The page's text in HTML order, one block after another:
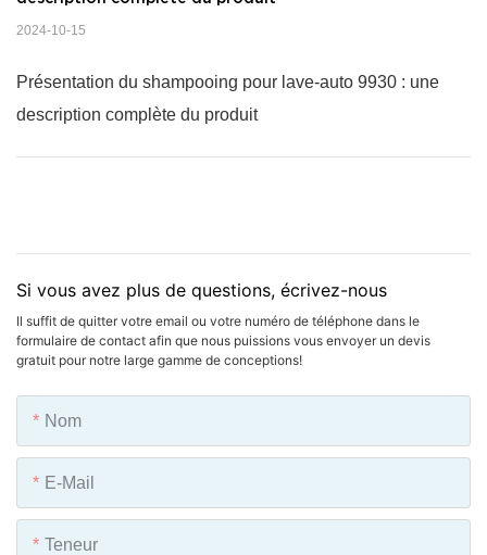
2024-10-15
Présentation du shampooing pour lave-auto 9930 : une
description complète du produit
Si vous avez plus de questions, écrivez-nous
Il suffit de quitter votre email ou votre numéro de téléphone dans le
formulaire de contact afin que nous puissions vous envoyer un devis
gratuit pour notre large gamme de conceptions!
Nom
E-Mail
Teneur